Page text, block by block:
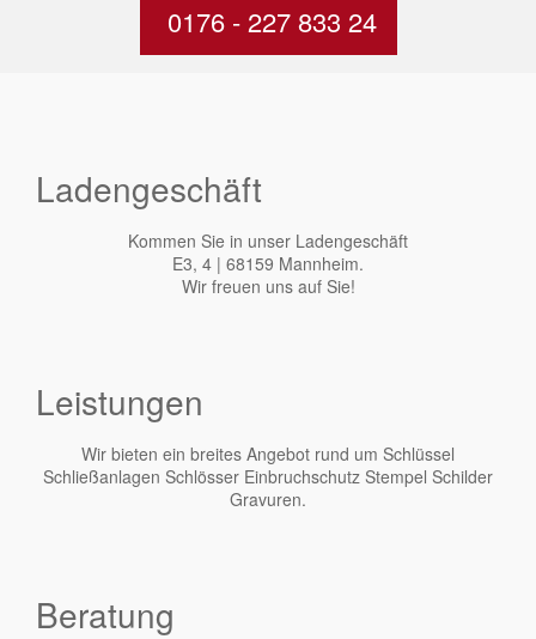
0176 - 227 833 24
Ladengeschäft
Kommen Sie in unser Ladengeschäft
E3, 4 | 68159 Mannheim.
Wir freuen uns auf Sie!
Leistungen
Wir bieten ein breites Angebot rund um Schlüssel
Schließanlagen Schlösser Einbruchschutz Stempel Schilder
Gravuren.
Beratung